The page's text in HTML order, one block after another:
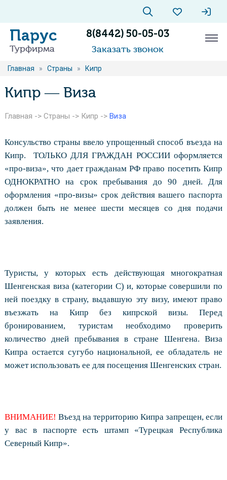
Парус
Турфирма
8(8442) 50-05-03
Заказать звонок
Главная » Страны » Кипр
Кипр — Виза
Главная -> Страны -> Кипр -> Виза
Консульство страны ввело упрощенный способ въезда на
Кипр.
ТОЛЬКО ДЛЯ ГРАЖДАН РОССИИ оформляется
«про-виза», что дает гражданам РФ право посетить Кипр
ОДНОКРАТНО на срок пребывания до 90 дней. Для
оформления «про-визы» срок действия вашего паспорта
должен быть не менее шести месяцев со дня подачи
заявления.
Туристы, у которых есть действующая многократная
Шенгенская виза (категории С) и, которые совершили по
ней поездку в страну, выдавшую эту визу, имеют право
въезжать на Кипр без кипрской визы. Перед
бронированием, туристам необходимо проверить
количество дней пребывания в стране Шенгена. Виза
Кипра остается сугубо национальной, ее обладатель не
может использовать ее для посещения Шенгенских стран.
ВНИМАНИЕ! Въезд на территорию Кипра запрещен, если
у вас в паспорте есть штамп «Турецкая Республика
Северный Кипр».